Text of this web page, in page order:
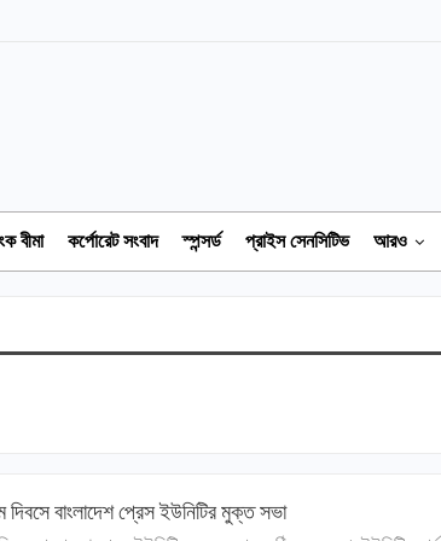
বীমা কর্পোরেট সংবাদ স্পন্সর্ড প্রাইস সেনসিটিভ আরও
বাংলাদেশ প্রেস ইউনিটির মুক্ত সভা